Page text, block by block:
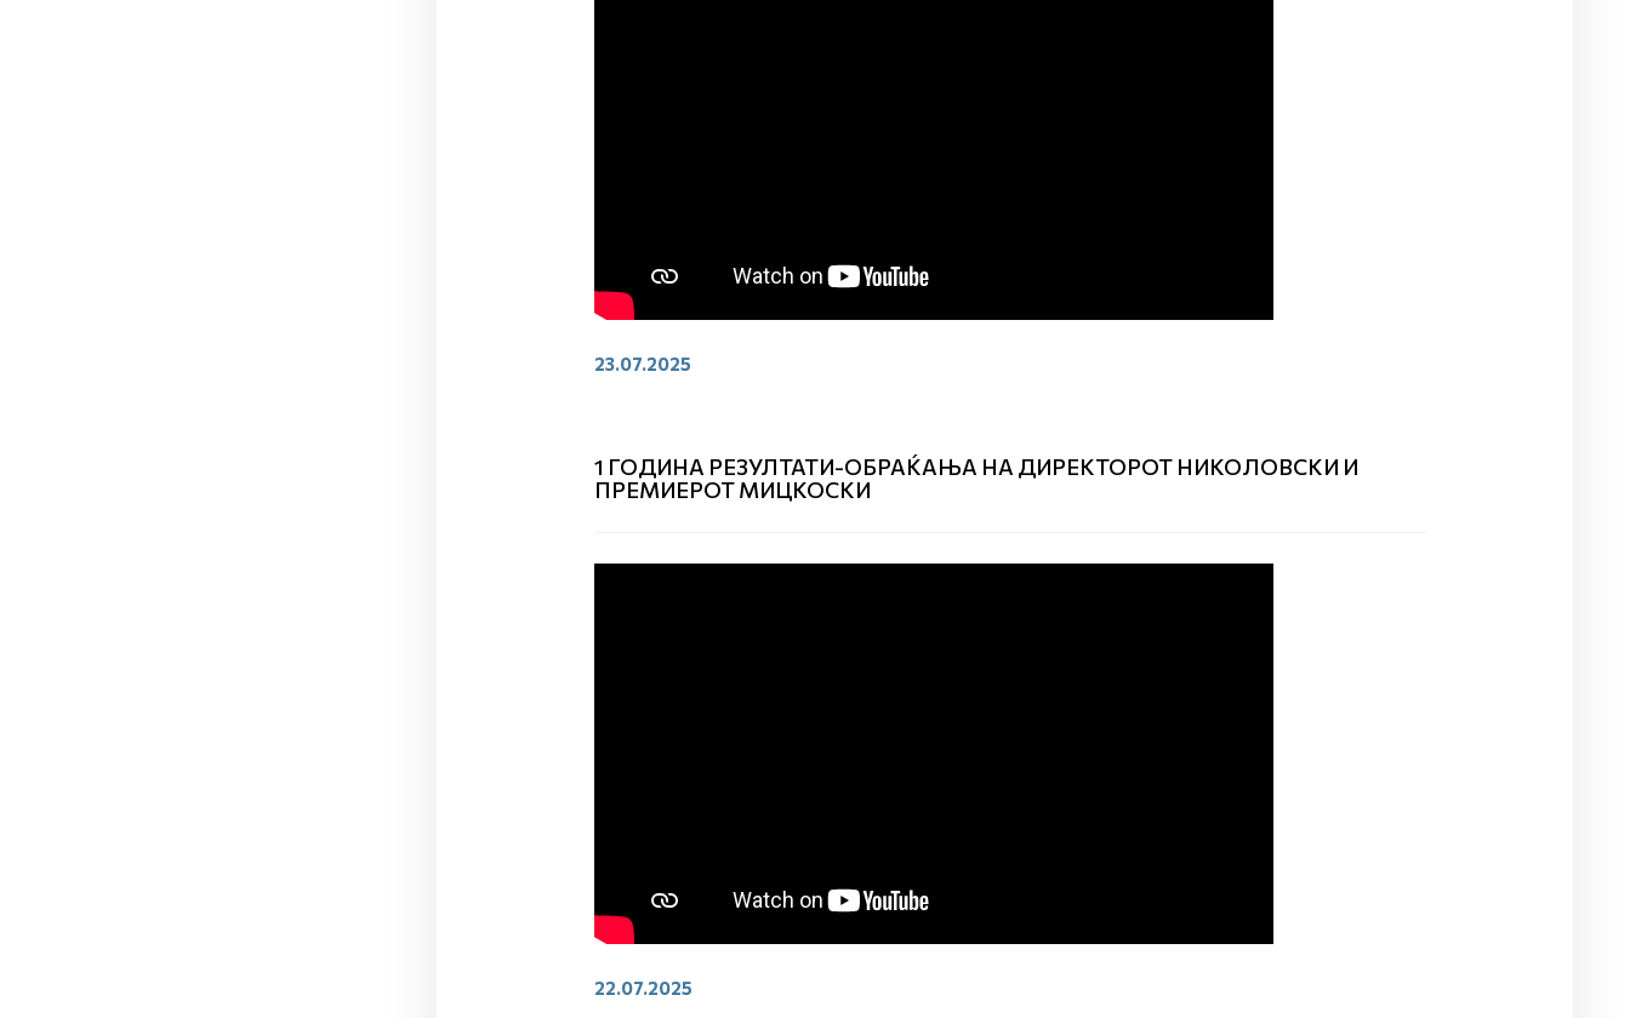
23.07.2025
1 ГОДИНА РЕЗУЛТАТИ-ОБРАЌАЊА НА ДИРЕКТОРОТ НИКОЛОВСКИ И
ПРЕМИЕРОТ МИЦКОСКИ
22.07.2025